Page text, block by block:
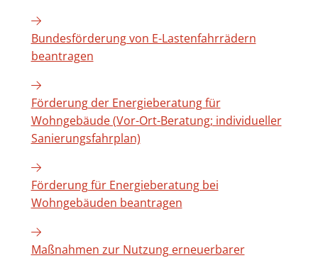
Bundesförderung von E-Lastenfahrrädern
beantragen
Förderung der Energieberatung für
Wohngebäude (Vor-Ort-Beratung; individueller
Sanierungsfahrplan)
Förderung für Energieberatung bei
Wohngebäuden beantragen
Maßnahmen zur Nutzung erneuerbarer